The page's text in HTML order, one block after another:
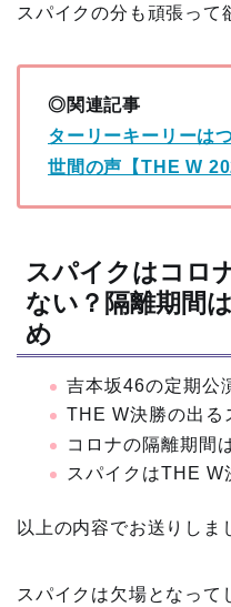
スパイクの分も頑張って
◎関連記事
ターリーキーリーは
世間の声【THE W
スパイクはコロ
ない？隔離期間
め
吉本坂46の定期公
THE W決勝の出る
コロナの隔離期間
スパイクはTHE W
以上の内容でお送りしま
スパイクは欠場となって